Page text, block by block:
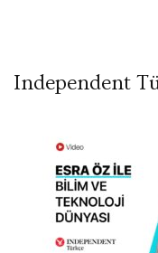
Independent